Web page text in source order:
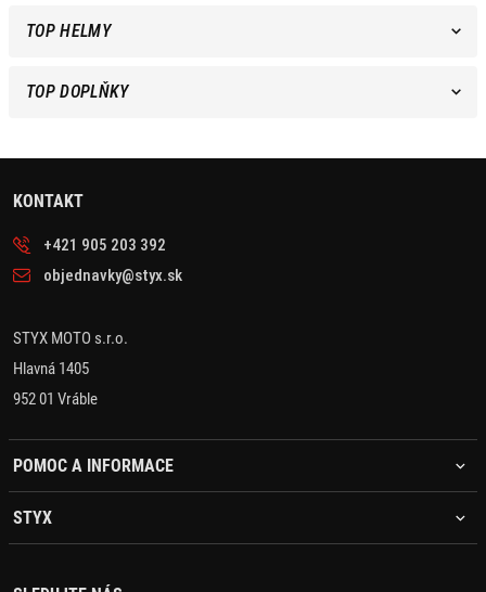
TOP HELMY
TOP DOPLŇKY
KONTAKT
+421 905 203 392
objednavky@styx.sk
STYX MOTO s.r.o.
Hlavná 1405
952 01 Vráble
POMOC A INFORMACE
STYX